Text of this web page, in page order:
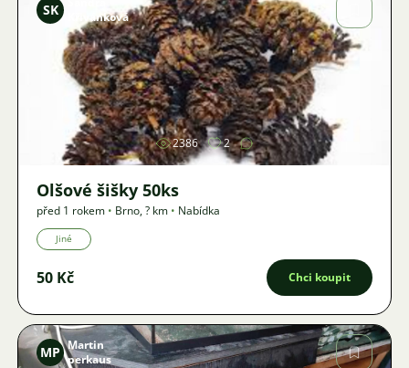
Obrázek
SK
Křivánková
2386 2
Olšové šišky 50ks
před 1 rokem • Brno,? km • Nabídka
Jiné
50 Kč Chci koupit
MP Martin
perkaus